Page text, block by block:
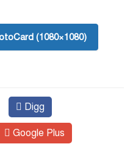
(1080×1080)
Digg
Google Plus